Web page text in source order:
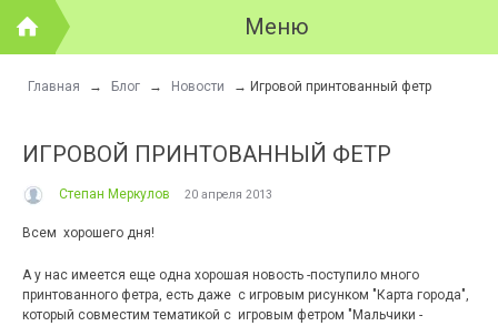
Меню
Главная → Блог → Новости → Игровой принтованный фетр
ИГРОВОЙ ПРИНТОВАННЫЙ ФЕТР
Степан Меркулов 20 апреля 2013
Всем хорошего дня!
А у нас имеется еще одна хорошая новость -поступило много
принтованного фетра, есть даже с игровым рисунком "Карта города",
который совместим тематикой с игровым фетром "Мальчики -